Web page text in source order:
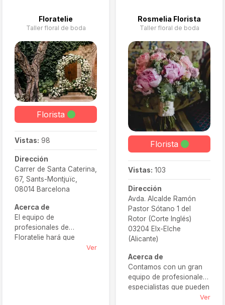
Floratelie
Taller floral de boda
Florista
Vistas: 98
Dirección
Carrer de Santa Caterina,
67, Sants-Montjuïc,
08014 Barcelona
Acerca de
El equipo de
profesionales de
Floratelie hará que
Ver
Rosmelia Florista
Taller floral de boda
Florista
Vistas: 103
Dirección
Avda. Alcalde Ramón
Pastor Sótano 1 del
Rotor (Corte Inglés)
03204 Elx-Elche
(Alicante)
Acerca de
Contamos con un gran
equipo de profesionales
especialistas que pueden
asesorarte con toda laVer